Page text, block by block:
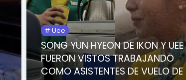
Uee
SONG YUN HYEON DE IKON Y UEE
FUERON VISTOS TRABAJANDO
COMO ASISTENTES DE VUELO DE